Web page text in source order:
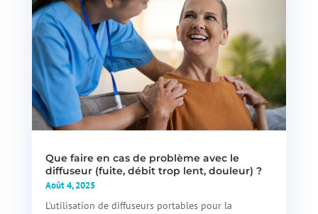
Que faire en cas de problème avec le
diffuseur (fuite, débit trop lent, douleur) ?
Août 4, 2025
L’utilisation de diffuseurs portables pour la